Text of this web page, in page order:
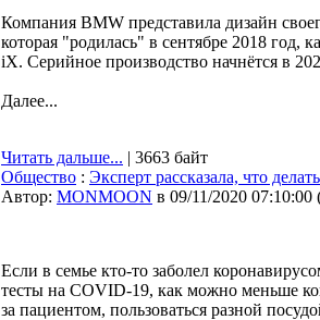
Компания BMW представила дизайн
которая "родилась" в сентябре 2018 год,
iX. Серийное производство начнётся в
Далее...
Читать дальше... | 3663 байт
Общество : Эксперт рассказала, что
Автор: MONMOON в 09/11/2020 07:10:00
Если в семье кто-то заболел
тесты на COVID-19, как можно меньше
за пациентом, пользоваться разной